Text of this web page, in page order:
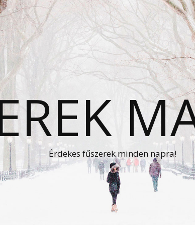
Érdekes fűszerek minden napra!